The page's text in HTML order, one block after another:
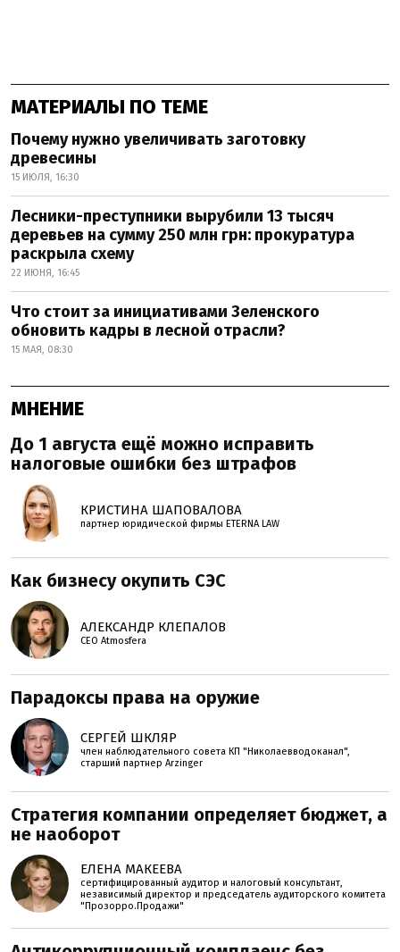
МАТЕРИАЛЫ ПО ТЕМЕ
Почему нужно увеличивать заготовку
древесины
15 ИЮЛЯ, 16:30
Лесники-преступники вырубили 13 тысяч
деревьев на сумму 250 млн грн: прокуратура
раскрыла схему
22 ИЮНЯ, 16:45
Что стоит за инициативами Зеленского
обновить кадры в лесной отрасли?
15 МАЯ, 08:30
МНЕНИЕ
До 1 августа ещё можно исправить
налоговые ошибки без штрафов
КРИСТИНА ШАПОВАЛОВА
партнер юридической фирмы ETERNA LAW
Как бизнесу окупить СЭС
АЛЕКСАНДР КЛЕПАЛОВ
СЕО Atmosfera
Парадоксы права на оружие
СЕРГЕЙ ШКЛЯР
член наблюдательного совета КП "Николаевводоканал",
старший партнер Arzinger
Стратегия компании определяет бюджет, а
не наоборот
ЕЛЕНА МАКЕЕВА
сертифицированный аудитор и налоговый консультант,
независимый директор и председатель аудиторского комитета
"Прозорро.Продажи"